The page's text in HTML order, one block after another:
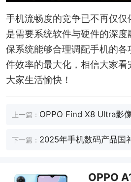
手机流畅度的竞争已不再仅
是需要系统软件与硬件的深
保系统能够合理调配手机的
件效率的最大化，相信大家
大家生活愉快！
上一篇： OPPO Find X8 Ultra影
下一篇： 2025年手机数码产品国
OPPO